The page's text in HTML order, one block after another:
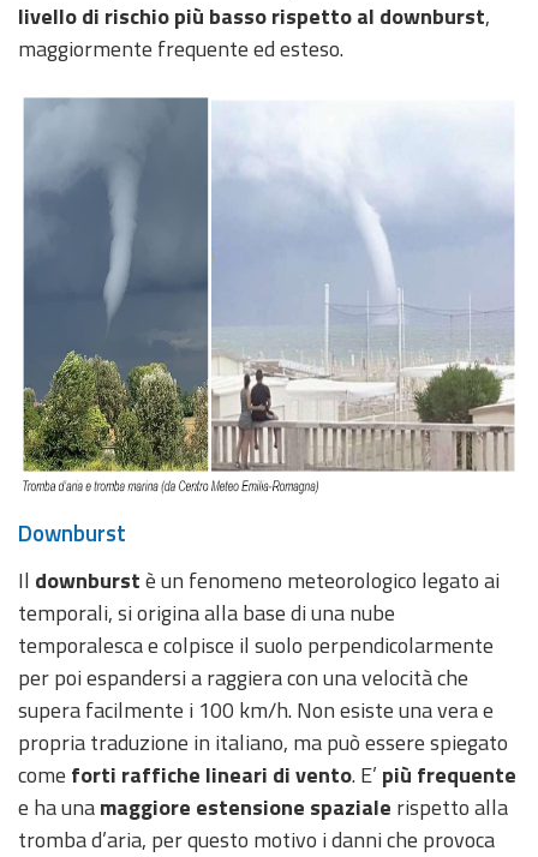
livello di rischio più basso rispetto al downburst,
maggiormente frequente ed esteso.
Downburst
Il downburstè un fenomeno meteorologico legato ai
temporali, si origina alla base di una nube
temporalesca e colpisce il suolo perpendicolarmente
per poi espandersi a raggiera con una velocità che
supera facilmente i 100 km/h. Non esiste una vera e
propria traduzione in italiano, ma può essere spiegato
come forti raffiche lineari di vento. E’ più frequente
e ha unamaggiore estensione spaziale rispetto alla
tromba d’aria, per questo motivo i danni che provoca